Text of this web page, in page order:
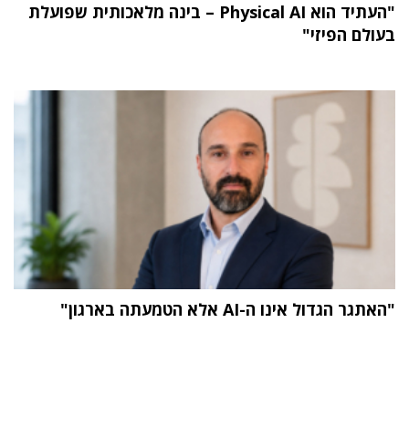
"העתיד הוא Physical AI – בינה מלאכותית שפועלת
בעולם הפיזי"
"האתגר הגדול אינו ה-AI אלא הטמעתה בארגון"